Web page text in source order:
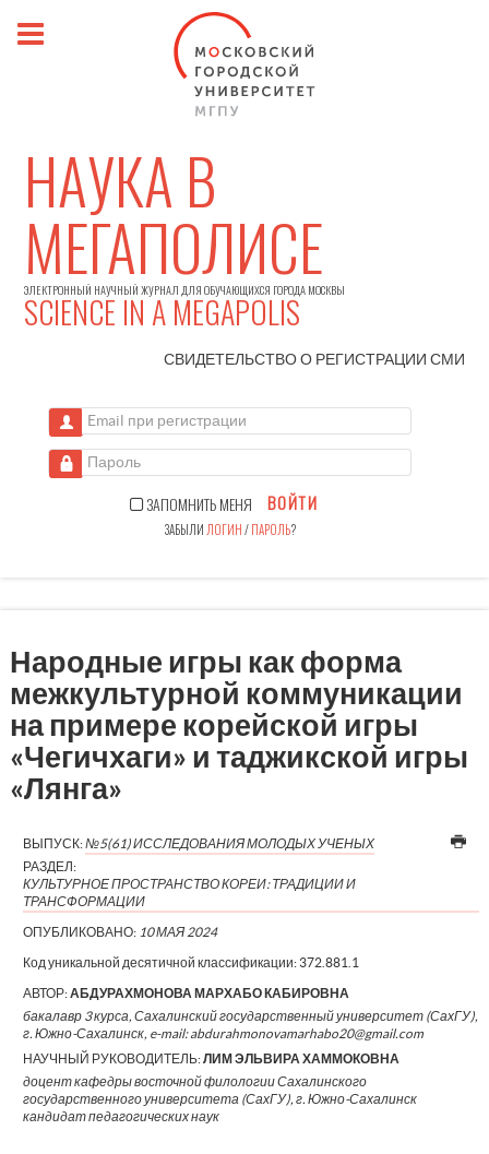
НАУКА В
МЕГАПОЛИСЕ
ЭЛЕКТРОННЫЙ НАУЧНЫЙ ЖУРНАЛ ДЛЯ ОБУЧАЮЩИХСЯ ГОРОДА МОСКВЫ
SCIENCE IN A MEGAPOLIS
СВИДЕТЕЛЬСТВО О РЕГИСТРАЦИИСМИ
Email при регистрации
Пароль
ЗАПОМНИТЬ МЕНЯ ВОЙТИ
ЗАБЫЛИ ЛОГИН/ПАРОЛЬ?
Народные игры как форма
межкультурной коммуникации
на примере корейской игры
«Чегичхаги» и таджикской игры
«Лянга»
ВЫПУСК:№5(61) ИССЛЕДОВАНИЯ МОЛОДЫХ УЧЕНЫХ
РАЗДЕЛ:
КУЛЬТУРНОЕ ПРОСТРАНСТВО КОРЕИ: ТРАДИЦИИ И
ТРАНСФОРМАЦИИ
ОПУБЛИКОВАНО: 10 МАЯ 2024
Код уникальной десятичной классификации: 372.881.1
АВТОР:АБДУРАХМОНОВА МАРХАБО КАБИРОВНА
бакалавр 3 курса, Сахалинский государственный университет (СахГУ),
г. Южно-Сахалинск, e-mail: abdurahmonovamarhabo20@gmail.com
НАУЧНЫЙ РУКОВОДИТЕЛЬ:ЛИМ ЭЛЬВИРА ХАММОКОВНА
доцент кафедры восточной филологии Сахалинского
государственного университета (СахГУ), г. Южно-Сахалинск
кандидат педагогических наук